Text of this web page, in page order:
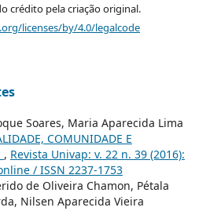
crédito pela criação original.
licenses/by/4.0/legalcode
Soares, Maria Aparecida Lima
COMUNIDADE E
, Revista Univap: v. 22 n. 39 (2016):
/ ISSN 2237-1753
de Oliveira Chamon, Pétala
Nilsen Aparecida Vieira